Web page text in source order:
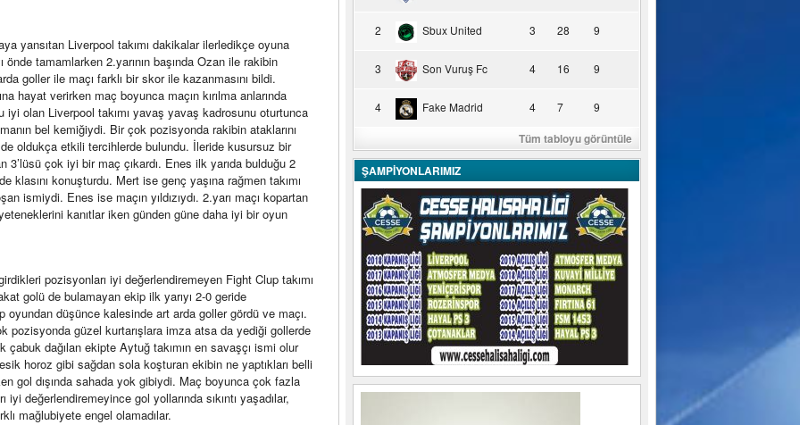
yansıtan Liverpool takımı dakikalar ilerledikçe oyuna
önde tamamlarken 2.yarının başında Ozan ile rakibin
goller ile maçı farklı bir skor ile kazanmasını bildi.
hayat verirken maç boyunca maçın kırılma anlarında
olan Liverpool takımı yavaş yavaş kadrosunu oturtunca
bel kemiğiydi. Bir çok pozisyonda rakibin ataklarını
oldukça etkili tercihlerde bulundu. İleride kusursuz bir
çok iyi bir maç çıkardı. Enes ilk yarıda bulduğu 2
klasını konuşturdu. Mert ise genç yaşına rağmen takımı
ismiydi. Enes ise maçın yıldızıydı. 2.yarı maçı kopartan
kanıtlar iken günden güne daha iyi bir oyun
pozisyonları iyi değerlendiremeyen Fight Clup takımı
golü de bulamayan ekip ilk yarıyı 2-0 geride
oyundan düşünce kalesinde art arda goller gördü ve maçı.
pozisyonda güzel kurtarışlara imza atsa da yediği gollerde
dağılan ekipte Aytuğ takımın en savaşçı ismi olur
horoz gibi sağdan sola koşturan ekibin ne yaptıkları belli
gol dışında sahada yok gibiydi. Maç boyunca çok fazla
değerlendiremeyince gol yollarında sıkıntı yaşadılar,
mağlubiyete engel olamadılar.
2 Sbux United 3 28 9
3 Son Vuruş Fc 4 16 9
4 Fake Madrid 4 7 9
Tüm tabloyu görüntüle
ŞAMPİYONLARIMIZ